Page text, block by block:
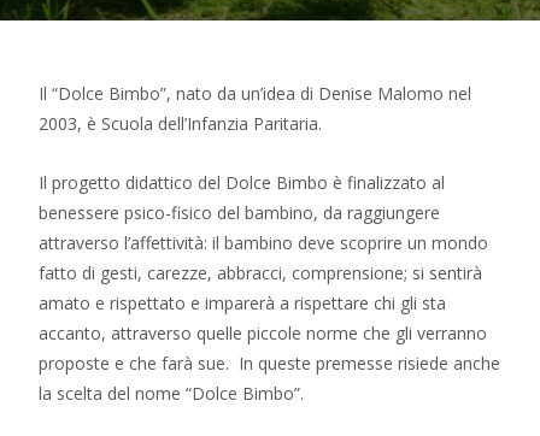
Il “Dolce Bimbo”, nato da un’idea di Denise Malomo nel
2003, è Scuola dell’Infanzia Paritaria.
Il progetto didattico del Dolce Bimbo è finalizzato al
benessere psico-fisico del bambino, da raggiungere
attraverso l’affettività: il bambino deve scoprire un mondo
fatto di gesti, carezze, abbracci, comprensione; si sentirà
amato e rispettato e imparerà a rispettare chi gli sta
accanto, attraverso quelle piccole norme che gli verranno
proposte e che farà sue. In queste premesse risiede anche
la scelta del nome “Dolce Bimbo”.